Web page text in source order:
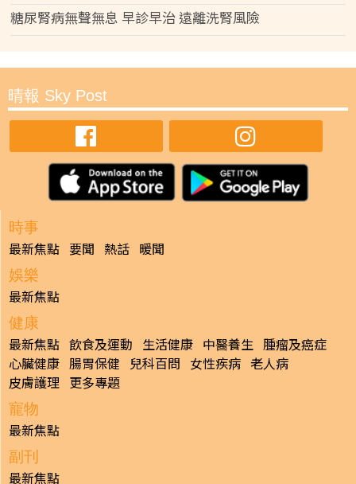
糖尿腎病無聲無息 早診早治 遠離洗腎風險
晴報 Sky Post
時事
最新焦點 要聞 熱話 暖聞
娛樂
最新焦點
健康
最新焦點 飲食及運動 生活健康 中醫養生 腫瘤及癌症
心臟健康 腸胃保健 兒科百問 女性疾病 老人病
皮膚護理 更多專題
寵物
最新焦點
副刊
最新焦點